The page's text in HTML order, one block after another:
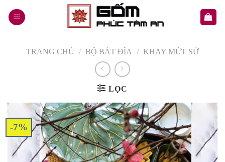
TRANG CHỦ / BỘ BÁT ĐĨA / KHAY MỨT SỨ
LỌC
-7%